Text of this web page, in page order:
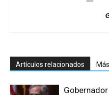
Artículos relacionados